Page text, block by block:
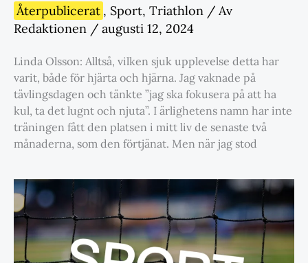
Återpublicerat , Sport, Triathlon / Av
Redaktionen / augusti 12, 2024
Linda Olsson: Alltså, vilken sjuk upplevelse detta har
varit, både för hjärta och hjärna. Jag vaknade på
tävlingsdagen och tänkte ”jag ska fokusera på att ha
kul, ta det lugnt och njuta”. I ärlighetens namn har inte
träningen fått den platsen i mitt liv de senaste två
månaderna, som den förtjänat. Men när jag stod